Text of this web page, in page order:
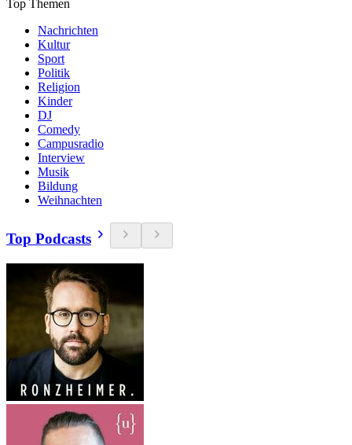
Top Themen
Nachrichten
Kultur
Sport
Politik
Religion
Kinder
DJ
Comedy
Campusradio
Interview
Musik
Bildung
Weihnachten
Top Podcasts